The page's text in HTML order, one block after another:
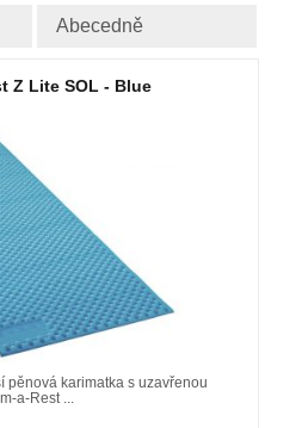
Abecedně
Z Lite SOL - Blue
pěnová karimatka s uzavřenou
a-Rest ...